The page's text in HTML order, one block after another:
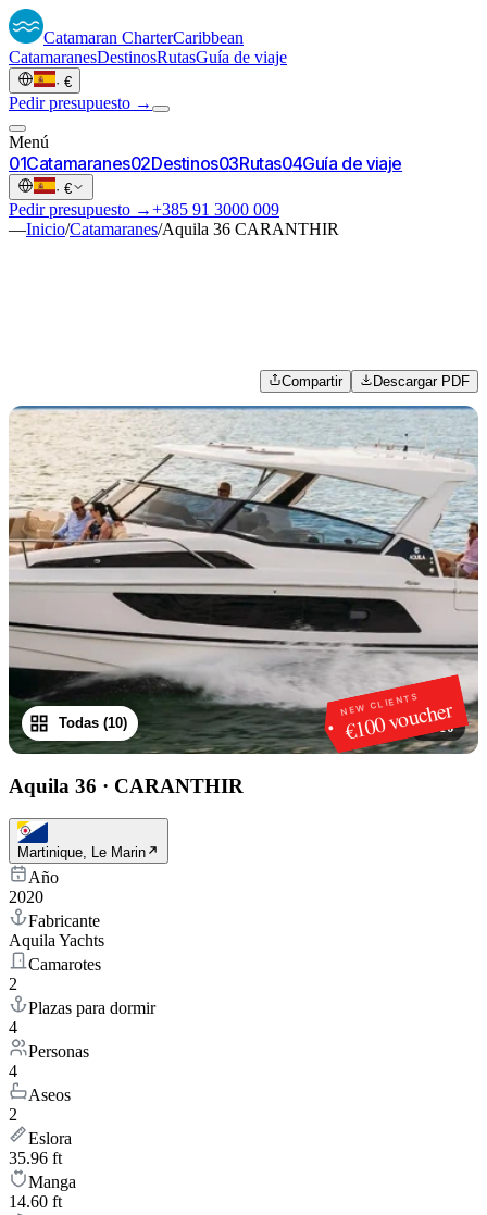
Catamaran CharterCaribbean
CatamaranesDestinosRutasGuía de viaje
· €
Pedir presupuesto →
Menú
01Catamaranes02Destinos03Rutas04Guía de viaje
· €
Pedir presupuesto →+385 91 3000 009
—Inicio/Catamaranes/Aquila 36 CARANTHIR
Compartir Descargar PDF
NEW CLIENTS
€100 voucher
1/10
Todas (10)
Aquila 36 · CARANTHIR
Martinique, Le Marin
Año
2020
Fabricante
Aquila Yachts
Camarotes
2
Plazas para dormir
4
Personas
4
Aseos
2
Eslora
35.96 ft
Manga
14.60 ft